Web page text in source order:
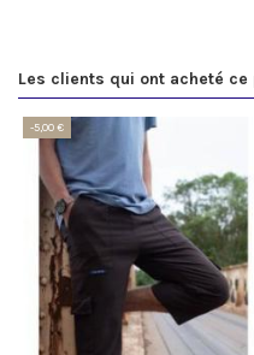
Les clients qui ont acheté
-5,00 €